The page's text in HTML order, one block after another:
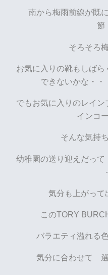
南から梅雨前線が既
節
そろそろ
お気に入りの靴もしば
できないかな・・
でもお気に入りのレイ
インコ
そんな気持
幼稚園の送り迎えだっ
気分も上がっ
このTORY
バラエティ溢れる
気分に合わせて 選